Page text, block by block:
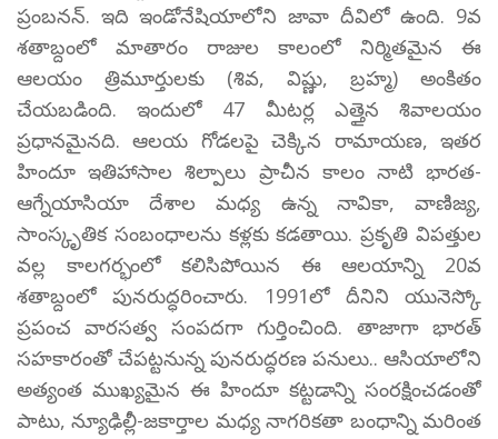
ప్రంబనన్. ఇది ఇండోనేషియాలోని జావా దీవిలో ఉంది. 9వ
శతాబ్దంలో మాతారం రాజుల కాలంలో నిర్మితమైన ఈ
ఆలయం త్రిమూర్తులకు (శివ, విష్ణు, బ్రహ్మ) అంకితం
చేయబడింది. ఇందులో 47 మీటర్ల ఎత్తైన శివాలయం
ప్రధానమైనది. ఆలయ గోడలపై చెక్కిన రామాయణ, ఇతర
హిందూ ఇతిహాసాల శిల్పాలు ప్రాచీన కాలం నాటి భారత-
ఆగ్నేయాసియా దేశాల మధ్య ఉన్న నావికా, వాణిజ్య,
సాంస్కృతిక సంబంధాలను కళ్లకు కడతాయి. ప్రకృతి విపత్తుల
వల్ల కాలగర్భంలో కలిసిపోయిన ఈ ఆలయాన్ని 20వ
శతాబ్దంలో పునరుద్ధరించారు. 1991లో దీనిని యునెస్కో
ప్రపంచ వారసత్వ సంపదగా గుర్తించింది. తాజాగా భారత్
సహకారంతో చేపట్టనున్న పునరుద్ధరణ పనులు.. ఆసియాలోని
అత్యంత ముఖ్యమైన ఈ హిందూ కట్టడాన్ని సంరక్షించడంతో
పాటు, న్యూఢిల్లీ-జకార్తాల మధ్య నాగరికతా బంధాన్ని మరింత